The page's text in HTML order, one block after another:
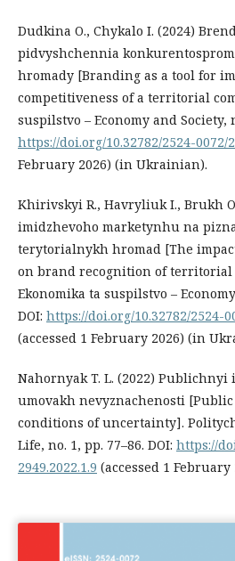
Dudkina O., Chykalo I. (2024)
pidvyshchennia
hromady [Branding as a tool for
competitiveness of a territorial
suspilstvo – Economy and Society,
https://doi.org/10.32782/2524-0072/
February 2026) (in Ukrainian).
Khirivskyi R., Havryliuk I., Brukh
imidzhevoho marketynhu na
terytorialnykh hromad [The
on brand recognition of territorial
Ekonomika ta suspilstvo –
DOI: https://doi.org/10.32782/2524-
(accessed 1 February 2026) (in
Nahornyak T. L. (2022)
umovakh nevyznachenosti
conditions of uncertainty].
Life, no. 1, pp. 77–86. DOI: https://
2949.2022.1.9 (accessed 1